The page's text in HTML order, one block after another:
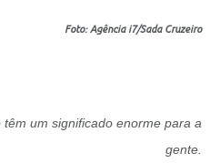
Foto: Agência i7/Sada Cruzeiro
um significado enorme para a
gente.